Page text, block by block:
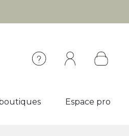
Espace pro